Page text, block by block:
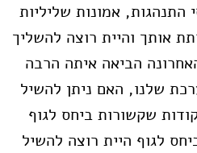
התנהגות, אמונות שליליות
אותך והיית רוצה להשליך
הביאה איתה הרבה
שלנו, האם ניתן להשיל
שקשורות ביחס לגוף
לגוף היית רוצה להשיל